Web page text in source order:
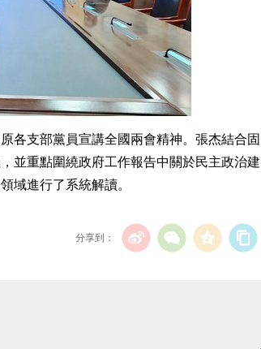
各支部黨員宣講全國兩會精神。張杰結合固
並重點圍繞政府工作報告中關於民主政治建
域進行了系統解讀。
分享到：